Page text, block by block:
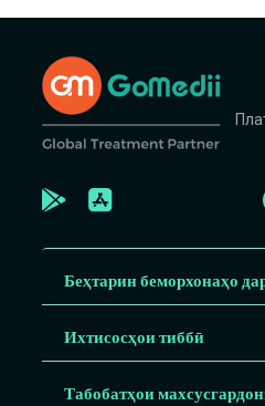
Беҳтарин беморхонаҳо
Ихтисосҳои тиббӣ
Табобатҳои